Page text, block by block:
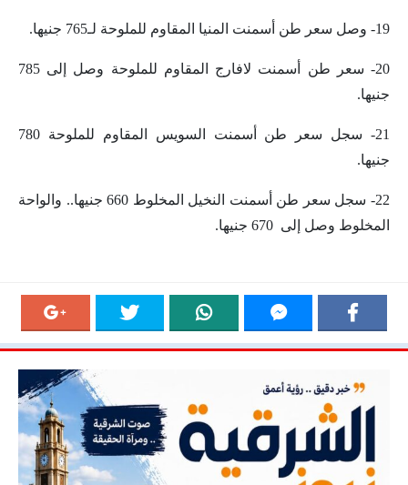
19- وصل سعر طن أسمنت المنيا المقاوم للملوحة لـ765 جنيها.
20- سعر طن أسمنت لافارج المقاوم للملوحة وصل إلى 785
جنيها.
21- سجل سعر طن أسمنت السويس المقاوم للملوحة 780
جنيها.
22- سجل سعر طن أسمنت النخيل المخلوط 660 جنيها.. والواحة
المخلوط وصل إلى 670 جنيها.